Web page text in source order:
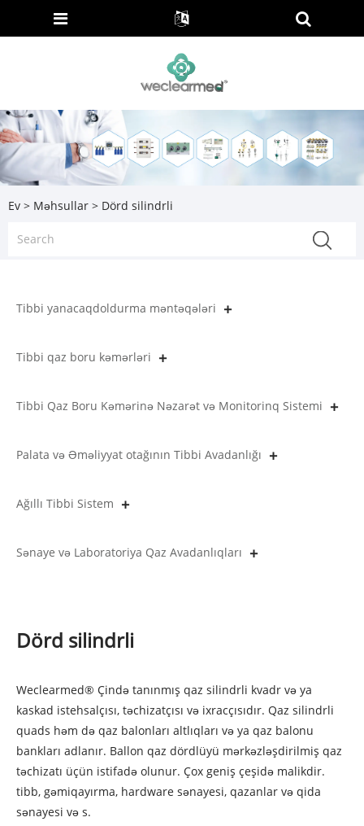
Ev > Məhsullar > Dörd silindrli
Tibbi yanacaqdoldurma məntəqələri
Tibbi qaz boru kəmərləri
Tibbi Qaz Boru Kəmərinə Nəzarət və Monitorinq Sistemi
Palata və Əməliyyat otağının Tibbi Avadanlığı
Ağıllı Tibbi Sistem
Sənaye və Laboratoriya Qaz Avadanlıqları
Dörd silindrli
Weclearmed® Çində tanınmış qaz silindrli kvadr və ya
kaskad istehsalçısı, təchizatçısı və ixracçısıdır. Qaz silindrli
quads həm də qaz balonları altlıqları və ya qaz balonu
bankları adlanır. Ballon qaz dördlüyü mərkəzləşdirilmiş qaz
təchizatı üçün istifadə olunur. Çox geniş çeşidə malikdir.
tibb, gəmiqayırma, hardware sənayesi, qazanlar və qida
sənayesi və s.